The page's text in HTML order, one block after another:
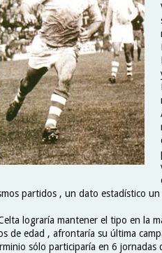
partidos , un dato estadístico
lograría mantener el tipo en la
de edad , afrontaría su última
sólo participaría en 6